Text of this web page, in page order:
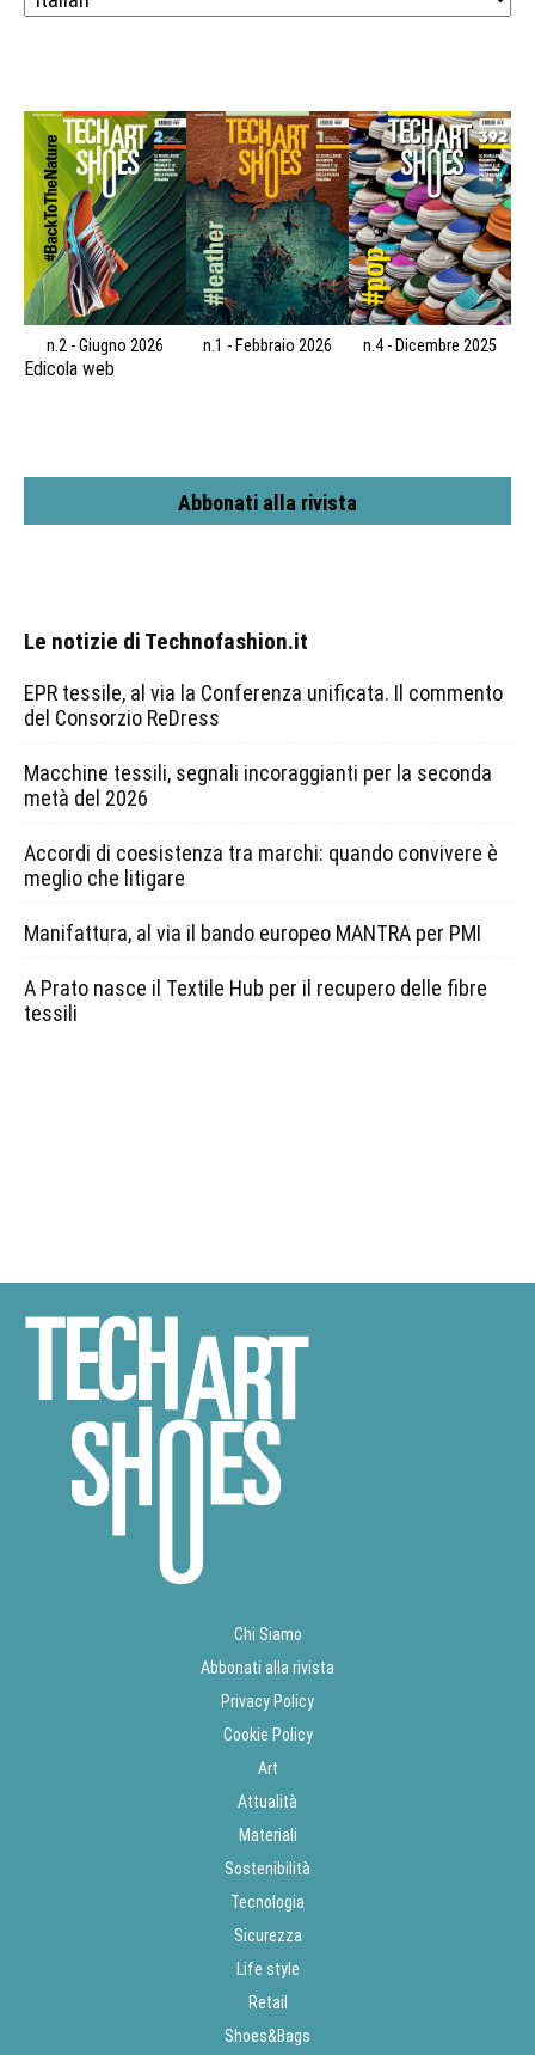
n.2 - Giugno 2026 n.1 - Febbraio 2026 n.4 - Dicembre 2025
Edicola web
Abbonati alla rivista
Le notizie di Technofashion.it
EPR tessile, al via la Conferenza unificata. Il commento
del Consorzio ReDress
Macchine tessili, segnali incoraggianti per la seconda
metà del 2026
Accordi di coesistenza tra marchi: quando convivere è
meglio che litigare
Manifattura, al via il bando europeo MANTRA per PMI
A Prato nasce il Textile Hub per il recupero delle fibre
tessili
Chi Siamo
Abbonati alla rivista
Privacy Policy
Cookie Policy
Art
Attualità
Materiali
Sostenibilità
Tecnologia
Sicurezza
Life style
Retail
Shoes&Bags